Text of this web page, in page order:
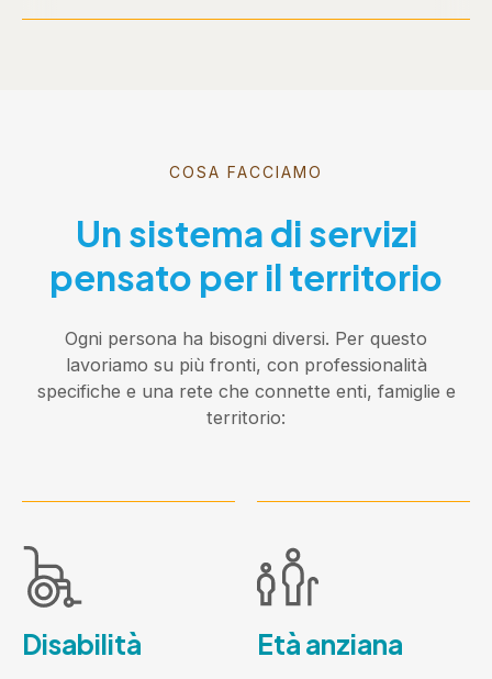
COSA FACCIAMO
Un sistema di servizi
pensato per il territorio
Ogni persona ha bisogni diversi. Per questo
lavoriamo su più fronti, con professionalità
specifiche e una rete che connette enti, famiglie e
territorio:
Disabilità Età anziana